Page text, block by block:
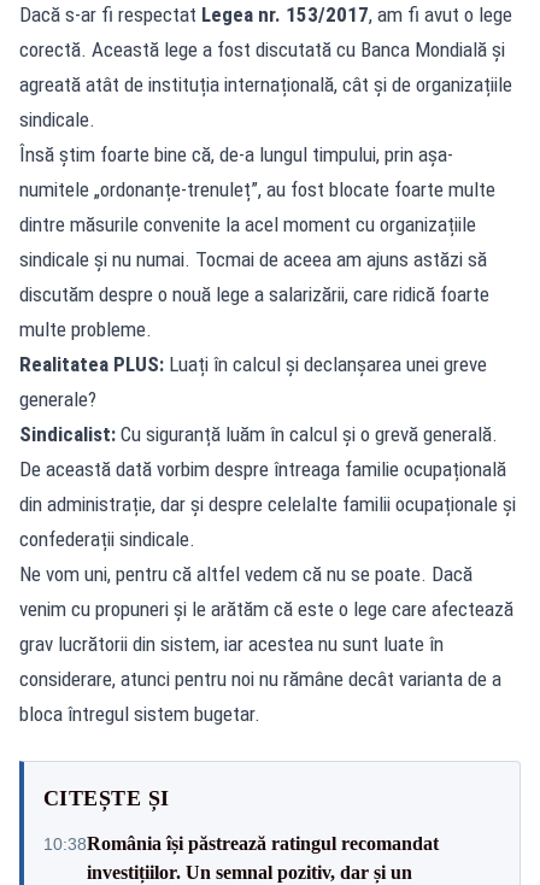
Dacă s-ar fi respectat Legea nr. 153/2017, am fi avut o lege
corectă. Această lege a fost discutată cu Banca Mondială și
agreată atât de instituția internațională, cât și de organizațiile
sindicale.
Însă știm foarte bine că, de-a lungul timpului, prin așa-
numitele „ordonanțe-trenuleț”, au fost blocate foarte multe
dintre măsurile convenite la acel moment cu organizațiile
sindicale și nu numai. Tocmai de aceea am ajuns astăzi să
discutăm despre o nouă lege a salarizării, care ridică foarte
multe probleme.
Realitatea PLUS: Luați în calcul și declanșarea unei greve
generale?
Sindicalist: Cu siguranță luăm în calcul și o grevă generală.
De această dată vorbim despre întreaga familie ocupațională
din administrație, dar și despre celelalte familii ocupaționale și
confederații sindicale.
Ne vom uni, pentru că altfel vedem că nu se poate. Dacă
venim cu propuneri și le arătăm că este o lege care afectează
grav lucrătorii din sistem, iar acestea nu sunt luate în
considerare, atunci pentru noi nu rămâne decât varianta de a
bloca întregul sistem bugetar.
CITEȘTE ȘI
10:38România își păstrează ratingul recomandat
investițiilor. Un semnal pozitiv, dar și un